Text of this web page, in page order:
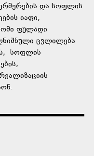
და სოფლის
იაფი,
ფულადი
ცვლილება
სოფლის